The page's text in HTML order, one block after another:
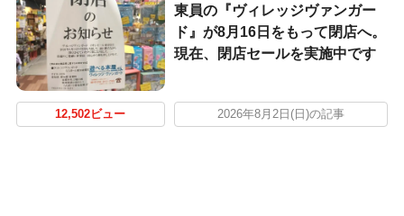
東員の『ヴィレッジヴァンガー
ド』が8月16日をもって閉店へ。
現在、閉店セールを実施中です
12,502ビュー 2026年8月2日(日)の記事